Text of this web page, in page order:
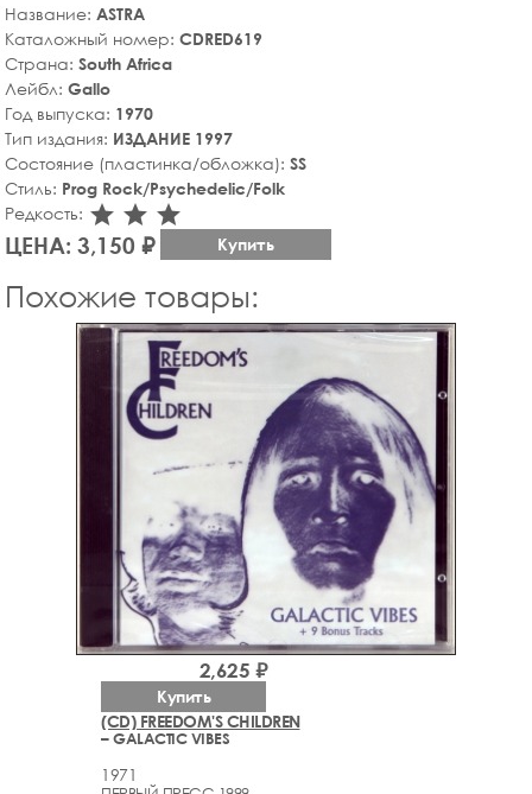
Название: ASTRA
Каталожный номер: CDRED619
Страна: South Africa
Лейбл: Gallo
Год выпуска: 1970
Тип издания: ИЗДАНИЕ 1997
Состояние (пластинка/обложка): SS
Стиль: Prog Rock/Psychedelic/Folk
Редкость: star_rate
star_rate
star_rate
ЦЕНА: 3,150 ₽ Купить
Похожие товары:
(CD) FREEDOM'S CHILDREN
– GALACTIC VIBES
1971
2,625 ₽
Купить